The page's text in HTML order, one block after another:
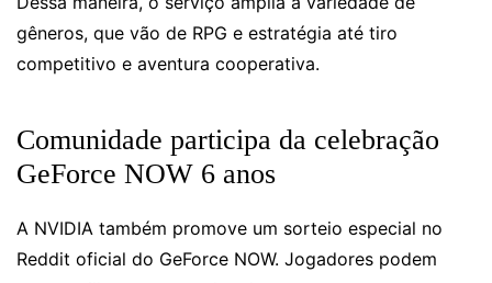
gêneros, que vão de RPG e estratégia até tiro
competitivo e aventura cooperativa.
Comunidade participa da celebração
GeForce NOW 6 anos
A NVIDIA também promove um sorteio especial no
Reddit oficial do GeForce NOW. Jogadores podem